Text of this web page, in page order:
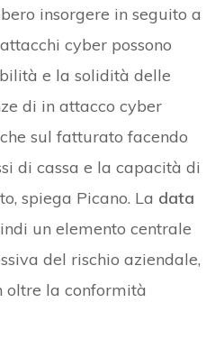
insorgere in seguito a
cyber possono
e la solidità delle
di in attacco cyber
sul fatturato facendo
di cassa e la capacità di
spiega Picano. La data
un elemento centrale
del rischio aziendale,
oltre la conformità